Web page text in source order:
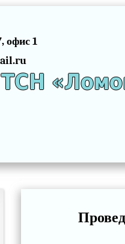
офис 1
ТСН